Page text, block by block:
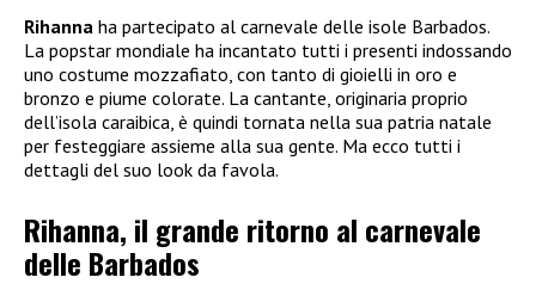
Rihanna ha partecipato al carnevale delle isole Barbados.
La popstar mondiale ha incantato tutti i presenti indossando
uno costume mozzafiato, con tanto di gioielli in oro e
bronzo e piume colorate. La cantante, originaria proprio
dell’isola caraibica, è quindi tornata nella sua patria natale
per festeggiare assieme alla sua gente. Ma ecco tutti i
dettagli del suo look da favola.
Rihanna, il grande ritorno al carnevale
delle Barbados